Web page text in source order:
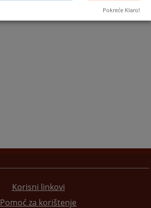
Korisni linkovi
Pomoć za korištenje
Pokreće Klaro!